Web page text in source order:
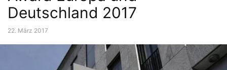
Deutschland 2017
22. März 2017